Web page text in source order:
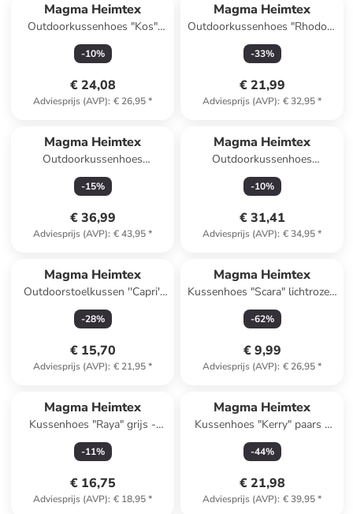
Magma Heimtex
Outdoorkussenhoes "Kos"
koraalrood - (L)40 x (B)40 cm
-10%
€ 24,08
Adviesprijs (AVP): € 26,95*
Magma Heimtex
Outdoorkussenhoes "Rhodos"
antraciet - (L)50 x (B)50 cm
-33%
€ 21,99
Adviesprijs (AVP): € 32,95*
Magma Heimtex
Outdoorkussenhoes
''Otranto'' beige - (L)46 x
(B)45 cm
-15%
€ 36,99
Adviesprijs (AVP): € 43,95*
Magma Heimtex
Outdoorkussenhoes
''Antigua'' rood/turquoise -
(L)45 x (B)45 cm
-10%
€ 31,41
Adviesprijs (AVP): € 34,95*
Magma Heimtex
Outdoorstoelkussen ''Capri''
turquoise - (L)40 x (B)40 cm
-28%
€ 15,70
Adviesprijs (AVP): € 21,95*
Magma Heimtex
Kussenhoes "Scara" lichtroze -
(L)45 x (B)45 cm
-62%
€ 9,99
Adviesprijs (AVP): € 26,95*
Magma Heimtex
Kussenhoes "Raya" grijs -
(L)45 x (B)45 cm
-11%
€ 16,75
Adviesprijs (AVP): € 18,95*
Magma Heimtex
Kussenhoes "Kerry" paars -
(L)50 x (B)50 cm
-44%
€ 21,98
Adviesprijs (AVP): € 39,95*